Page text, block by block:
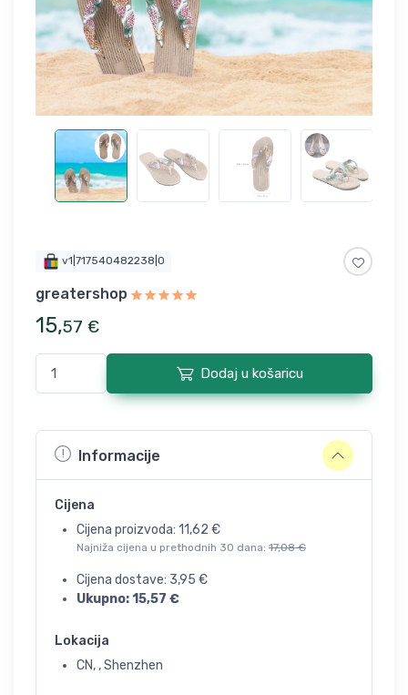
v1|717540482238|0
greatershop
15,57 €
Dodaj u košaricu
Informacije
Cijena
Cijena proizvoda: 11,62 €
Najniža cijena u prethodnih 30 dana: 17,08 €
Cijena dostave: 3,95 €
Ukupno:15,57 €
Lokacija
CN, , Shenzhen